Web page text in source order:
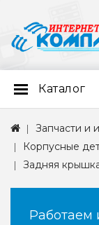
Каталог
Запчасти и
Корпусные
Задняя
Работаем